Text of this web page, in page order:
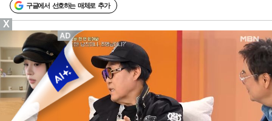
구글에서 선호하는 매체로 추가
X